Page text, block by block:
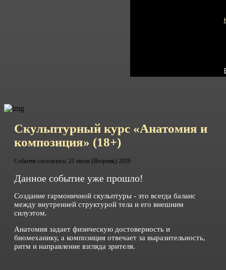
Скульптурный курс «Анатомия и
композиция» (18+)
Событие состоялось: 21 июля (Вторник) 2026
Данное событие уже прошло!
Создание гармоничной скульптуры - это всегда баланс
между внутренней структурой тела и его внешним
силуэтом.
Анатомия задает физическую достоверность и
биомеханику, а композиция отвечает за выразительность,
ритм и направление взгляда зрителя.